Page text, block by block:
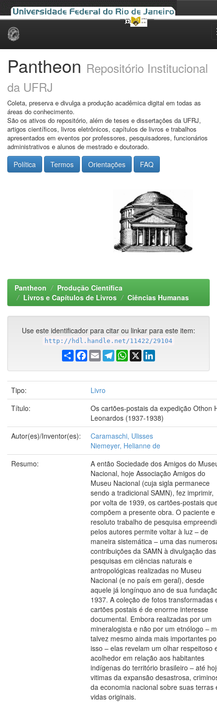
Skip
Pantheon Repositório Institucional
da UFRJ
Coleta, preserva e divulga a produção acadêmica digital em todas as
áreas do conhecimento.
São os ativos do repositório, além de teses e dissertações da UFRJ,
artigos científicos, livros eletrônicos, capítulos de livros e trabalhos
apresentados em eventos por professores, pesquisadores, funcionários
administrativos e alunos de mestrado e doutorado.
Política Termos Orientações FAQ
Pantheon
Produção Científica
Livros e Capítulos de Livros
Ciências Humanas
Use este identificador para citar ou linkar para este item:
http://hdl.handle.net/11422/29104
ShareFacebook
EmailTelegramWhatsApp
X
Tipo:
Livro
Título:
Os cartões-postais da expedição Othon
Leonardos (1937-1938)
Autor(es)/Inventor(es):
Caramaschi, Ulisses
Niemeyer, Helianne de
Resumo:
A então Sociedade dos Amigos do
Nacional, hoje Associação Amigos do
Museu Nacional (cuja sigla permanece
sendo a tradicional SAMN), fez imprimir,
por volta de 1939, os cartões-postais
compõem a presente obra. O paciente e
resoluto trabalho de pesquisa
pelos autores permite voltar à luz – de
maneira sistemática – uma das
contribuições da SAMN à divulgação das
pesquisas em ciências naturais e
antropológicas realizadas no Museu
Nacional (e no país em geral), desde
aquele já longínquo ano de sua
1937. A coleção de fotos transformadas
cartões postais é de enorme interesse
documental. Embora realizadas por um
mineralogista e não por um etnólogo –
talvez mesmo ainda mais importantes
isso – elas revelam um olhar respeitoso
acolhedor em relação aos habitantes
indígenas do território brasileiro – até
vitimas da expansão desastrosa,
da economia nacional sobre suas terras
vidas originais.